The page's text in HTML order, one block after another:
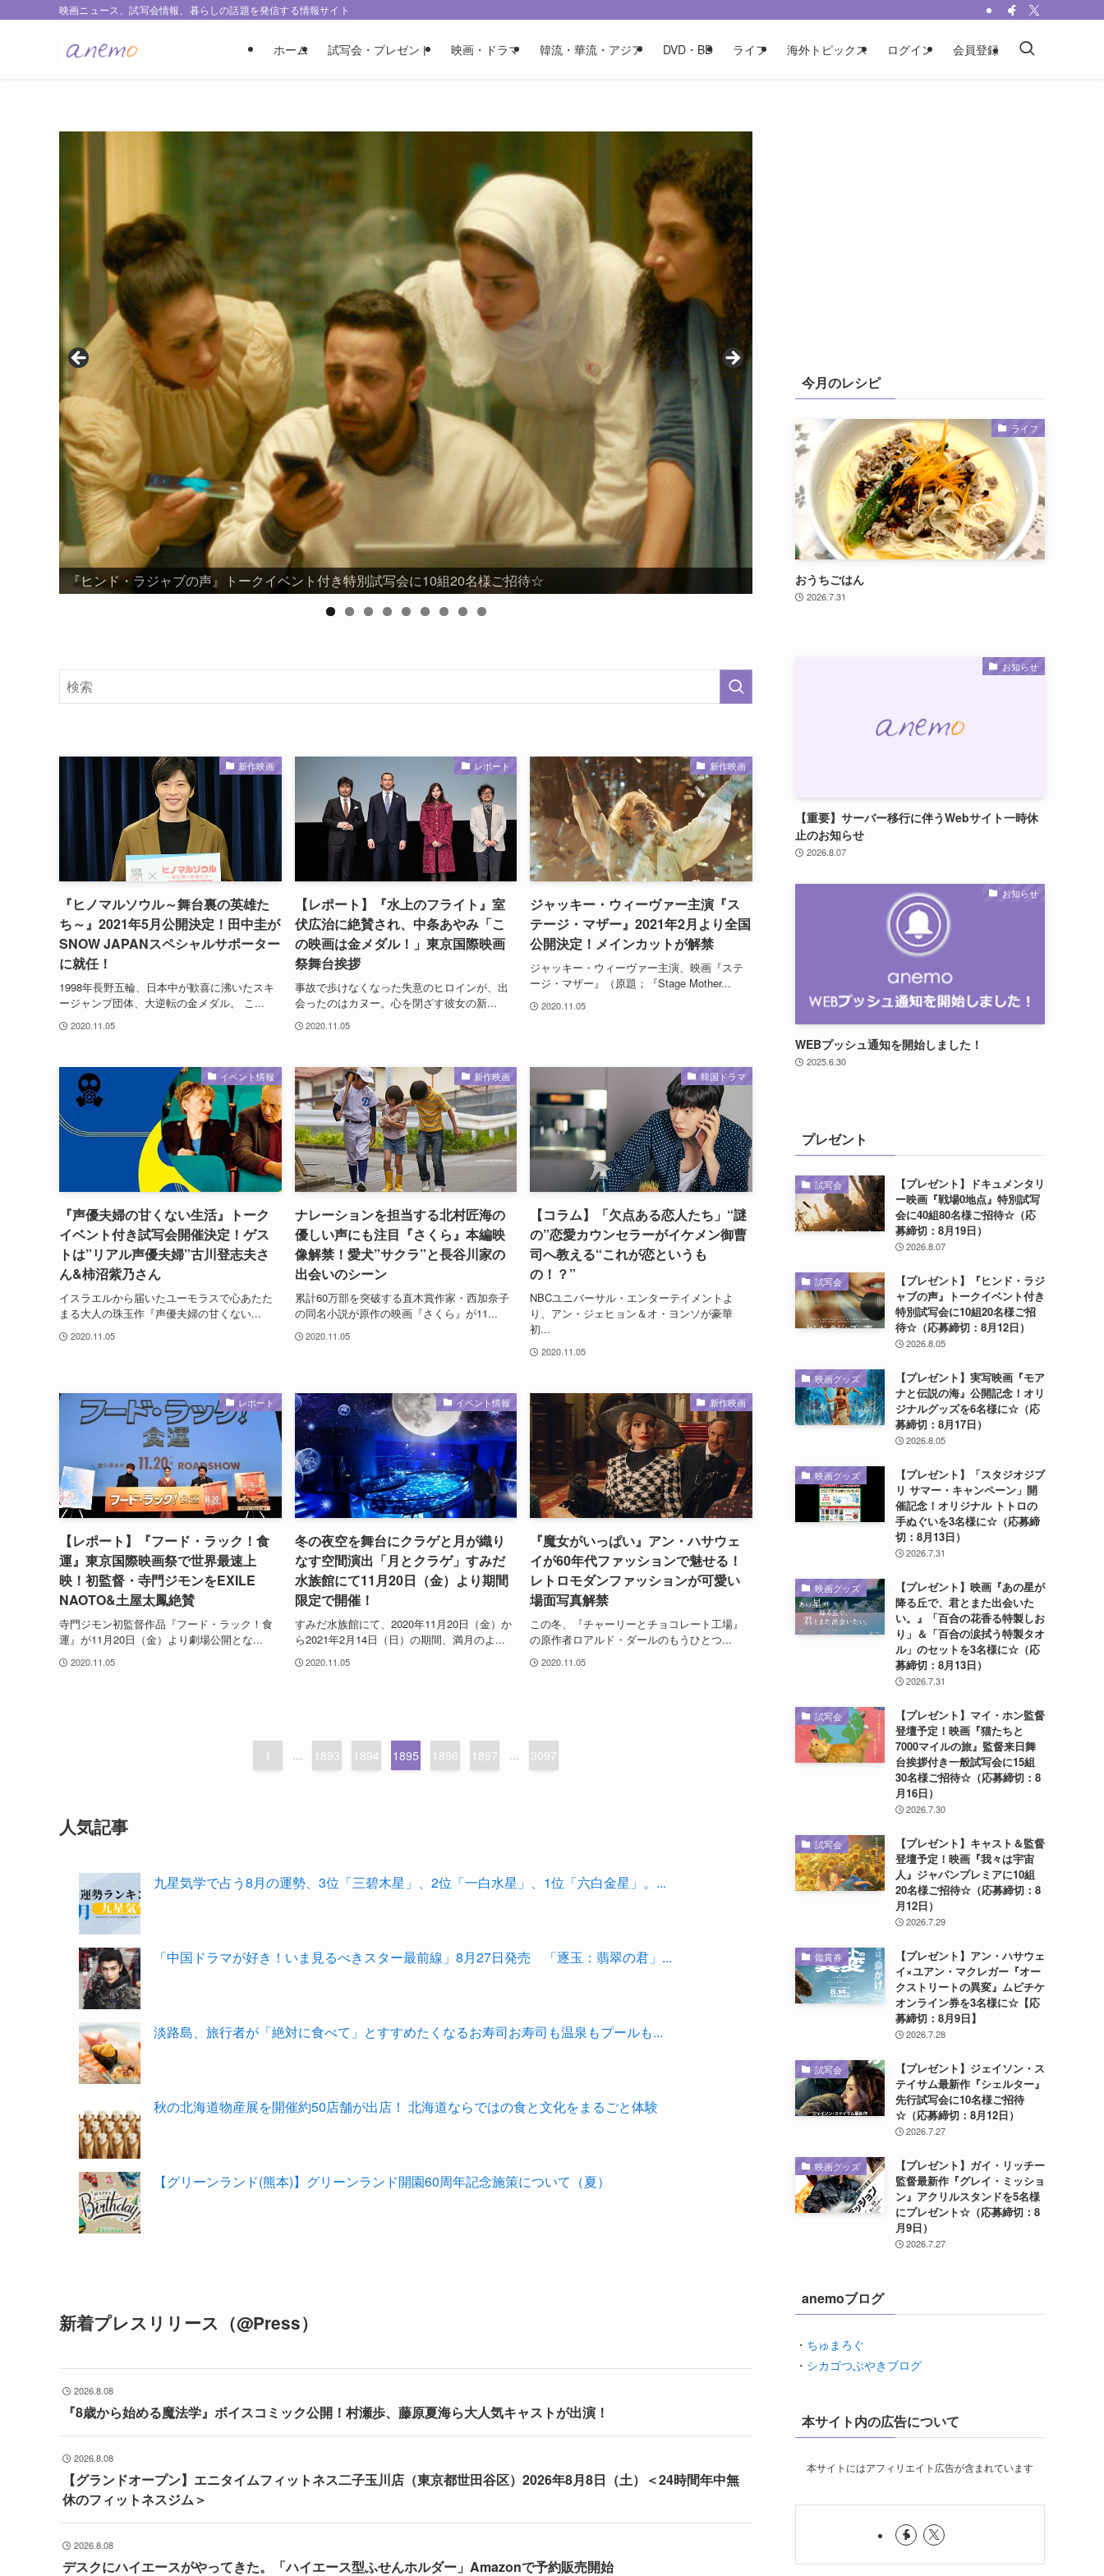
映画ニュース、試写会情報、暮らしの話題を発信する情報サイト
ホーム 試写会・プレゼント 映画・ドラマ 韓流・華流・アジア DVD・BD ライフ 海外トピックス ログイン 会員登録
『ヒンド・ラジャブの声』トークイベント付き特別試写会に10組20名様ご招待☆ 実写映画『モアナと伝説の海』公開記念！オリジナルグ
新作映画
『ヒノマルソウル～舞台裏の英雄た
ち～』2021年5月公開決定！田中圭が
SNOW JAPANスペシャルサポーター
に就任！
1998年長野五輪、日本中が歓喜に沸いたスキ
ージャンプ団体、大逆転の金メダル。 こ...
2020.11.05
レポート
【レポート】『水上のフライト』室
伏広治に絶賛され、中条あやみ「こ
の映画は金メダル！」東京国際映画
祭舞台挨拶
事故で歩けなくなった失意のヒロインが、出
会ったのはカヌー。心を閉ざす彼女の新...
2020.11.05
新作映画
ジャッキー・ウィーヴァー主演『ス
テージ・マザー』2021年2月より全国
公開決定！メインカットが解禁
ジャッキー・ウィーヴァー主演、映画『ステ
ージ・マザー』（原題；『Stage Mother...
2020.11.05
イベント情報
『声優夫婦の甘くない生活』トーク
イベント付き試写会開催決定！ゲス
トは”リアル声優夫婦”古川登志夫さ
ん&柿沼紫乃さん
イスラエルから届いたユーモラスで心あたた
まる大人の珠玉作『声優夫婦の甘くない...
2020.11.05
新作映画
ナレーションを担当する北村匠海の
優しい声にも注目『さくら』本編映
像解禁！愛犬”サクラ”と長谷川家の
出会いのシーン
累計60万部を突破する直木賞作家・西加奈子
の同名小説が原作の映画『さくら』が11...
2020.11.05
韓国ドラマ
【コラム】「欠点ある恋人たち」“謎
の”恋愛カウンセラーがイケメン御曹
司へ教える“これが恋というも
の！？”
NBCユニバーサル・エンターテイメントよ
り、アン・ジェヒョン＆オ・ヨンソが豪華
初...
2020.11.05
レポート
【レポート】『フード・ラック！食
運』東京国際映画祭で世界最速上
映！初監督・寺門ジモンをEXILE
NAOTO&土屋太鳳絶賛
寺門ジモン初監督作品『フード・ラック！食
運』が11月20日（金）より劇場公開とな...
2020.11.05
イベント情報
冬の夜空を舞台にクラゲと月が織り
なす空間演出「月とクラゲ」すみだ
水族館にて11月20日（金）より期間
限定で開催！
すみだ水族館にて、2020年11月20日（金）か
ら2021年2月14日（日）の期間、満月のよ...
2020.11.05
新作映画
『魔女がいっぱい』アン・ハサウェ
イが60年代ファッションで魅せる！
レトロモダンファッションが可愛い
場面写真解禁
この冬、『チャーリーとチョコレート工場』
の原作者ロアルド・ダールのもうひとつ...
2020.11.05
1 ... 1893 1894 1895 1896 1897 ... 3097
人気記事
九星気学で占う8月の運勢、3位「三碧木星」、2位「一白水星」、1位「六白金星」。...
「中国ドラマが好き！いま見るべきスター最前線」8月27日発売 「逐玉：翡翠の君」...
淡路島、旅行者が「絶対に食べて」とすすめたくなるお寿司お寿司も温泉もプールも...
秋の北海道物産展を開催約50店舗が出店！ 北海道ならではの食と文化をまるごと体験
【グリーンランド(熊本)】グリーンランド開園60周年記念施策について（夏）
新着プレスリリース（@Press）
2026.8.08
『8歳から始める魔法学』ボイスコミック公開！村瀬歩、藤原夏海ら大人気キャストが出演！
2026.8.08
【グランドオープン】エニタイムフィットネス二子玉川店（東京都世田谷区）2026年8月8日（土）＜24時間年中無
休のフィットネスジム＞
2026.8.08
デスクにハイエースがやってきた。「ハイエース型ふせんホルダー」Amazonで予約販売開始
今月のレシピ
ライフ
おうちごはん
2026.7.31
お知らせ
【重要】サーバー移行に伴うWebサイト一時休
止のお知らせ
2026.8.07
お知らせ
WEBプッシュ通知を開始しました！
2025.6.30
プレゼント
試写会
【プレゼント】ドキュメンタリ
ー映画『戦場0地点』特別試写
会に40組80名様ご招待☆（応
募締切：8月19日）
2026.8.07
試写会
【プレゼント】『ヒンド・ラジ
ャブの声』トークイベント付き
特別試写会に10組20名様ご招
待☆（応募締切：8月12日）
2026.8.05
映画グッズ
【プレゼント】実写映画『モア
ナと伝説の海』公開記念！オリ
ジナルグッズを6名様に☆（応
募締切：8月17日）
2026.8.05
映画グッズ
【プレゼント】「スタジオジブ
リ サマー・キャンペーン」開
催記念！オリジナル トトロの
手ぬぐいを3名様に☆（応募締
切：8月13日）
2026.7.31
映画グッズ
【プレゼント】映画『あの星が
降る丘で、君とまた出会いた
い。』「百合の花香る特製しお
り」＆「百合の涙拭う特製タオ
ル」のセットを3名様に☆（応
募締切：8月13日）
2026.7.31
試写会
【プレゼント】マイ・ホン監督
登壇予定！映画『猫たちと
7000マイルの旅』監督来日舞
台挨拶付き一般試写会に15組
30名様ご招待☆（応募締切：8
月16日）
2026.7.30
試写会
【プレゼント】キャスト＆監督
登壇予定！映画『我々は宇宙
人』ジャパンプレミアに10組
20名様ご招待☆（応募締切：8
月12日）
2026.7.29
鑑賞券
【プレゼント】アン・ハサウェ
イ×ユアン・マクレガー『オー
クストリートの異変』ムビチケ
オンライン券を3名様に☆【応
募締切：8月9日】
2026.7.28
試写会
【プレゼント】ジェイソン・ス
テイサム最新作『シェルター』
先行試写会に10名様ご招待
☆（応募締切：8月12日）
2026.7.27
映画グッズ
【プレゼント】ガイ・リッチー
監督最新作『グレイ・ミッショ
ン』アクリルスタンドを5名様
にプレゼント☆（応募締切：8
月9日）
2026.7.27
anemoブログ
・ ちゅまろぐ
・ シカゴつぶやきブログ
本サイト内の広告について
本サイトにはアフィリエイト広告が含まれています